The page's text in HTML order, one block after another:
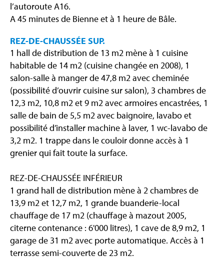
l’autoroute A16.
A 45 minutes de Bienne et à 1 heure de Bâle.
REZ-DE-CHAUSSÉE SUP.
1 hall de distribution de 13 m2 mène à 1 cuisine
habitable de 14 m2 (cuisine changée en 2008), 1
salon-salle à manger de 47,8 m2 avec cheminée
(possibilité d’ouvrir cuisine sur salon), 3 chambres de
12,3 m2, 10,8 m2 et 9 m2 avec armoires encastrées, 1
salle de bain de 5,5 m2 avec baignoire, lavabo et
possibilité d’installer machine à laver, 1 wc-lavabo de
3,2 m2. 1 trappe dans le couloir donne accès à 1
grenier qui fait toute la surface.
REZ-DE-CHAUSSÉE INFÉRIEUR
1 grand hall de distribution mène à 2 chambres de
13,9 m2 et 12,7 m2, 1 grande buanderie-local
chauffage de 17 m2 (chauffage à mazout 2005,
citerne contenance : 6'000 litres), 1 cave de 8,9 m2, 1
garage de 31 m2 avec porte automatique. Accès à 1
terrasse semi-couverte de 23 m2.